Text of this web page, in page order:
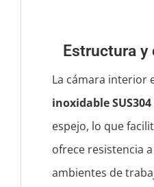
Estructura
La cámara interior
inoxidable SUS304
espejo, lo que
ofrece resistencia
ambientes de